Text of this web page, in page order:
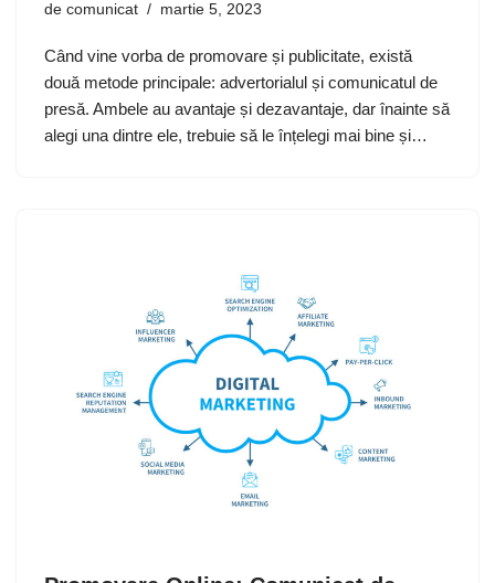
de comunicat martie 5, 2023
Când vine vorba de promovare și publicitate, există
două metode principale: advertorialul și comunicatul de
presă. Ambele au avantaje și dezavantaje, dar înainte să
alegi una dintre ele, trebuie să le înțelegi mai bine și…